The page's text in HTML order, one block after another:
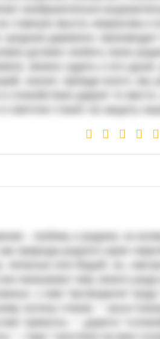
можно судить о его
светлое станет на защиту
- любовь к родине, ко
печалью или бедой. он,
оказывают ему своего
тревога». ", дорога